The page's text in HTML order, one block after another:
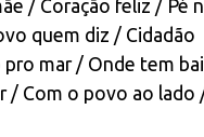
/ Coração feliz / Pé
quem diz / Cidadão
pro mar / Onde tem
/ Com o povo ao lado